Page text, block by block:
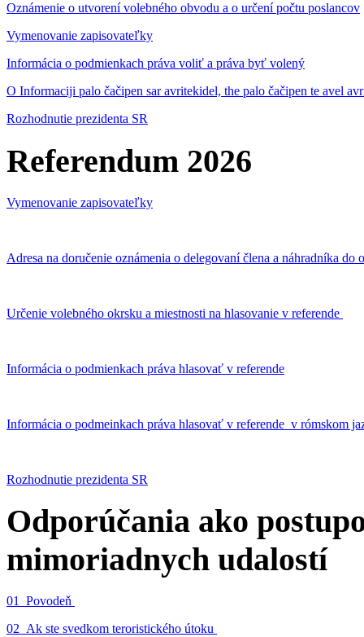
Oznámenie o utvorení volebného obvodu a o určení počtu poslancov
Vymenovanie zapisovateľky
Informácia o podmienkach práva voliť a práva byť volený
O Informaciji palo čačipen sar avritekidel, the palo čačipen te avel
Rozhodnutie prezidenta SR
Referendum 2026
Vymenovanie zapisovateľky
Adresa na doručenie oznámenia o delegovaní člena a náhradníka
Určenie volebného okrsku a miestnosti na hlasovanie v referende
Informácia o podmienkach práva hlasovať v referende
Informácia o podmeinkach práva hlasovať v referende v rómskom
Rozhodnutie prezidenta SR
Odporúčania ako
mimoriadnych udalostí
01_Povodeň
02_Ak ste svedkom teroristického útoku